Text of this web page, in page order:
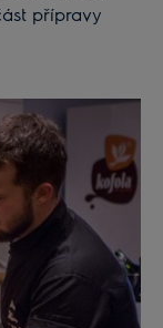
přípravy